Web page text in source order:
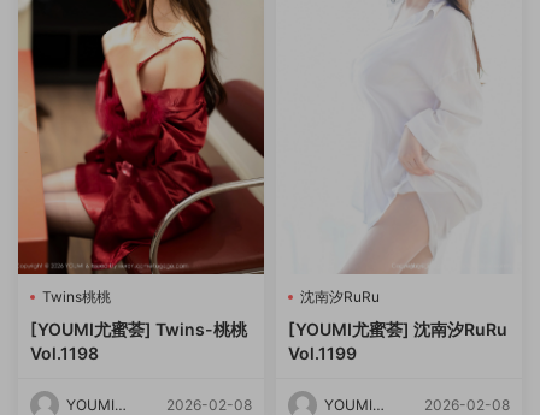
Twins桃桃
[YOUMI尤蜜荟] Twins-桃桃
Vol.1198
YOUMI尤
2026-02-08
沈南汐RuRu
[YOUMI尤蜜荟] 沈南汐RuRu
Vol.1199
YOUMI尤
2026-02-08